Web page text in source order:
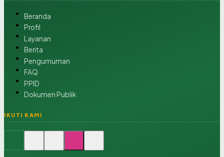
Beranda
Profil
Layanan
Berita
Pengumuman
FAQ
PPID
Dokumen Publik
IKUTI KAMI